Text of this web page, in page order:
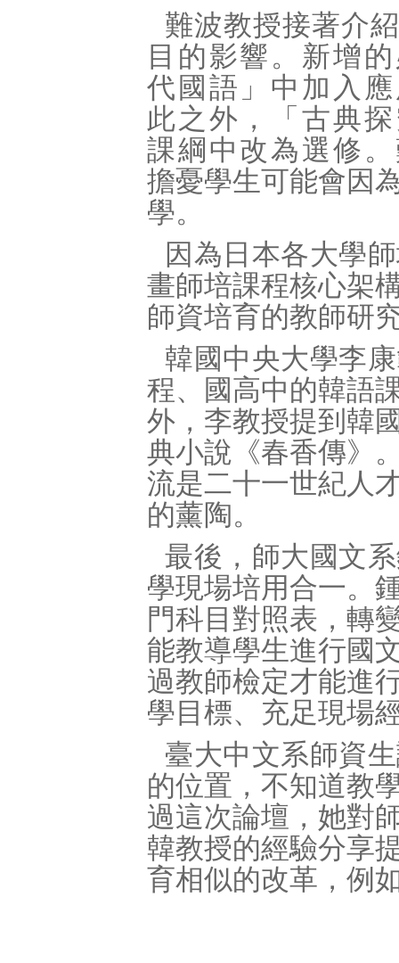
難波教授接著介
目的影響。新增
代國語」中加入
此之外，「古典
課綱中改為選修
擔憂學生可能會因
學。
因為日本各大學
畫師培課程核心架
師資培育的教師研
韓國中央大學李
程、國高中的韓語
外，李教授提到韓
典小說《春香傳》
流是二十一世紀人
的薰陶。
最後，師大國文
學現場培用合一。
門科目對照表，轉
能教導學生進行國
過教師檢定才能進
學目標、充足現場
臺大中文系師資
的位置，不知道教
過這次論壇，她對
韓教授的經驗分享
育相似的改革，例